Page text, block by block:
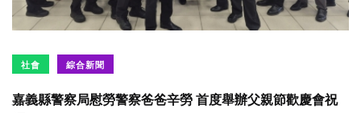
社會 綜合新聞
嘉義縣警察局慰勞警察爸爸辛勞 首度舉辦父親節歡慶會祝